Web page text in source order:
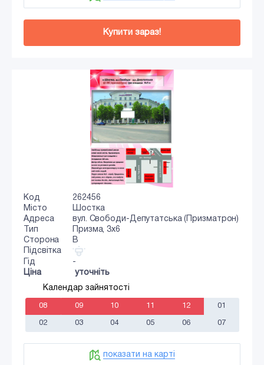
Купити зараз!
Код
262456
Місто
Шостка
Адреса
вул. Свободи-Депутатська (Призматрон)
Тип
Призма, 3х6
Сторона
B
Підсвітка
Гід
-
Ціна
уточніть
Календар зайнятості
08 09 10 11 12 01
02 03 04 05 06 07
показати на карті